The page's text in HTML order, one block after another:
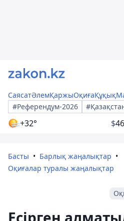
СаясатӘлемҚаржыОқиғаҚұқық
#Референдум-2026
+32° $
Басты
Барлық жаңалықтар
Оқиғалар туралы жаңалықтар